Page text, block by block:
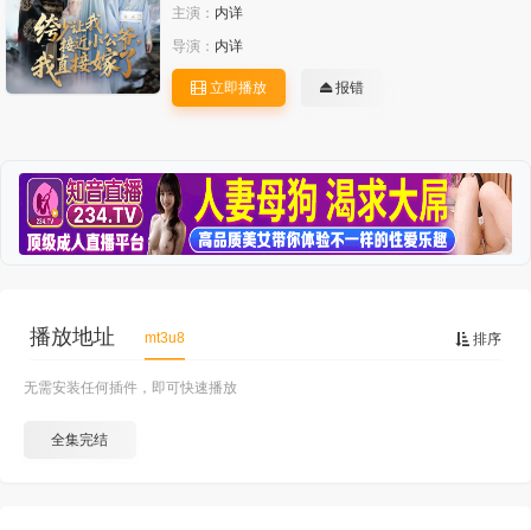
主演： 内详
导演： 内详
立即播放 报错
排序
播放地址 mt3u8
无需安装任何插件，即可快速播放
全集完结